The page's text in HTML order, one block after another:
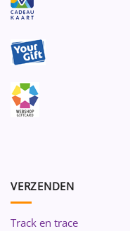
VERZENDEN
Track en trace